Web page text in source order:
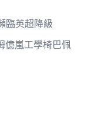
臨英超降級
億嵐工學椅巴佩